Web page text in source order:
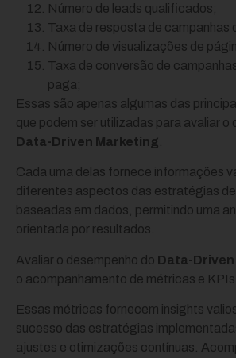
Número de leads qualificados;
Taxa de resposta de campanhas
Número de visualizações de
Taxa de conversão de
paga;
Essas são apenas algumas das
que podem ser utilizadas para avaliar o
Data-Driven Marketing
Cada uma delas fornece informações
diferentes aspectos das estratégias
baseadas em dados, permitindo uma
orientada por resultados.
Avaliar o desempenho do Data-
o acompanhamento de métricas e
Essas métricas fornecem insights
sucesso das estratégias
ajustes e otimizações contínuas.